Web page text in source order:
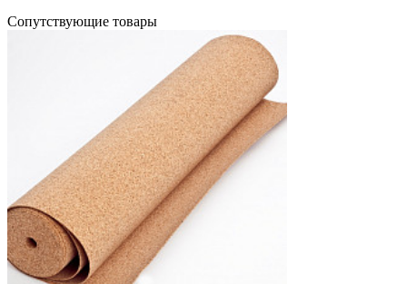
Cопутствующие товары